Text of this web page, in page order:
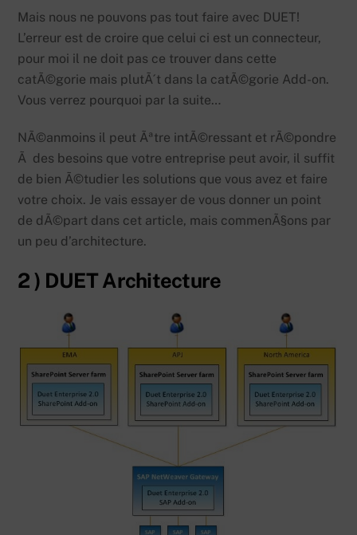
Mais nous ne pouvons pas tout faire avec DUET!
L’erreur est de croire que celui ci est un connecteur,
pour moi il ne doit pas ce trouver dans cette
catÃ©gorie mais plutÃ´t dans la catÃ©gorie Add-on.
Vous verrez pourquoi par la suite…
NÃ©anmoins il peut Ãªtre intÃ©ressant et rÃ©pondre
Ã des besoins que votre entreprise peut avoir, il suffit
de bien Ã©tudier les solutions que vous avez et faire
votre choix. Je vais essayer de vous donner un point
de dÃ©part dans cet article, mais commenÃ§ons par
un peu d’architecture.
2 ) DUET Architecture